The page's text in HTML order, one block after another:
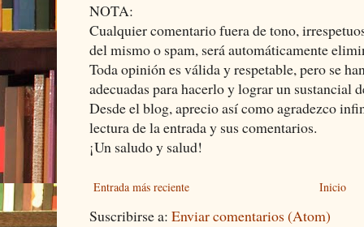
NOTA:
Cualquier comentario fuera de tono,
del mismo o spam, será automáticamente
Toda opinión es válida y respetable, pero se
adecuadas para hacerlo y lograr un sustancial
Desde el blog, aprecio así como agradezco
lectura de la entrada y sus comentarios.
¡Un saludo y salud!
Entrada más reciente Inicio
Suscribirse a: Enviar comentarios (Atom)